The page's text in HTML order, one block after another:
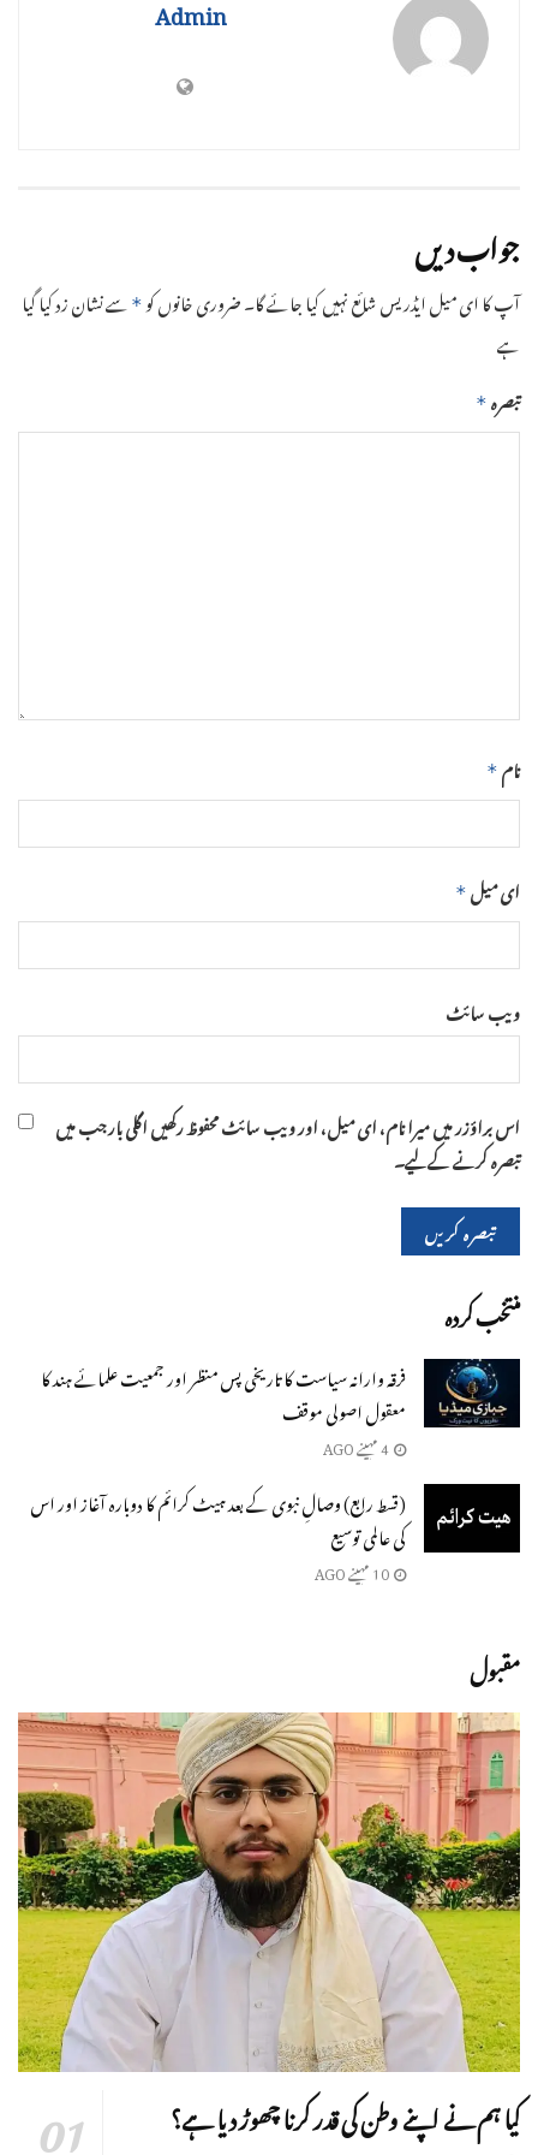
Admin
جواب دیں
آپ کا ای میل ایڈریس شائع نہیں کیا جائے گا۔ضروری خانوں کو * سے نشان زد کیا گیا
ہے
تبصرہ *
نام *
ای میل *
ویب‌ سائٹ
اس براؤزر میں میرا نام، ای میل، اور ویب سائٹ محفوظ رکھیں اگلی بار جب میں
تبصرہ کرنے کےلیے۔
منتخب کردہ
فرقہ وارانہ سیاست کا تاریخی پس منظر اور جمعیت علمائے ہند کا
معقول اصولی موقف
(قسط رابع) وصالِ نبوی کے بعد ہیٹ کرائم کا دوبارہ آغاز اور اس
کی عالمی توسیع
مقبول
کیا ہم نے اپنے وطن کی قدر کرنا چھوڑ دیا ہے؟